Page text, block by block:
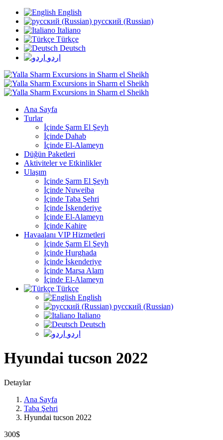
English
русский (Russian)
Italiano
Türkçe
Deutsch
اردو
Ana Sayfa
Turlar
İçinde Şarm El Şeyh
İçinde Dahab
İçinde El-Alameyn
Düğün Paketleri
Aktiviteler ve Etkinlikler
Ulaşım
İçinde Şarm El Şeyh
İçinde Nuweiba
İçinde Taba Şehri
İçinde İskenderiye
İçinde El-Alameyn
İçinde Kahire
Havaalanı VIP Hizmetleri
İçinde Şarm El Şeyh
İçinde Hurghada
İçinde İskenderiye
İçinde Marsa Alam
İçinde El-Alameyn
Türkçe
English
русский (Russian)
Italiano
Deutsch
اردو
Hyundai tucson 2022
Detaylar
Ana Sayfa
Taba Şehri
Hyundai tucson 2022
300$